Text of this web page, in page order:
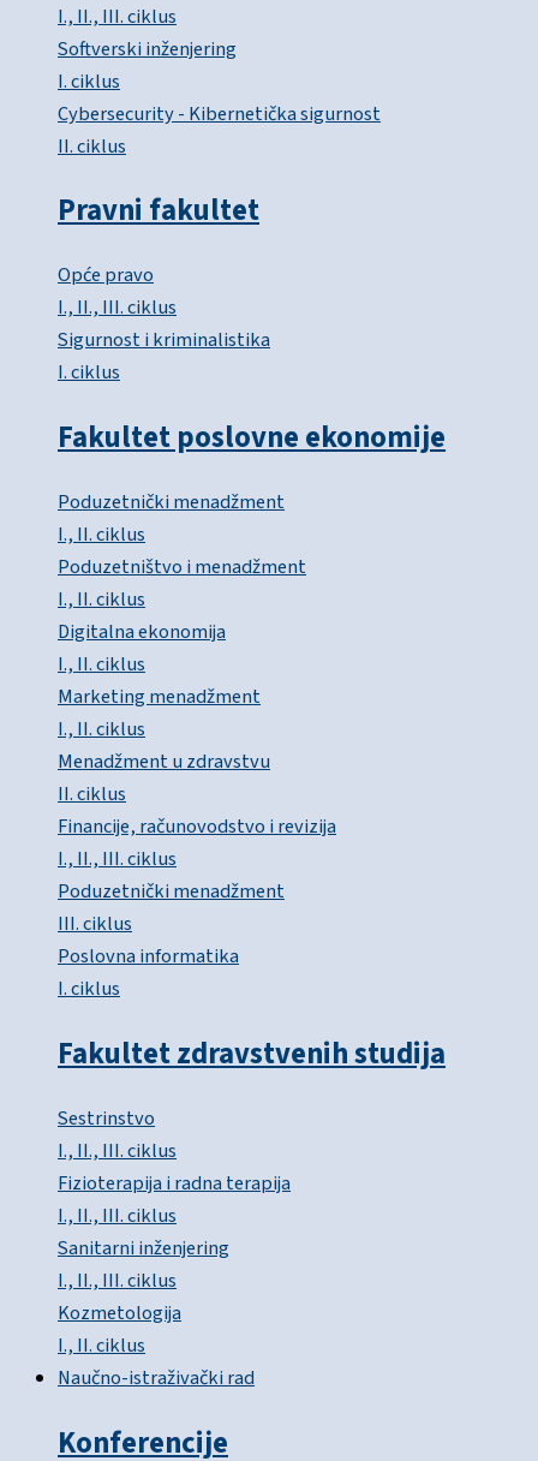
I., II., III. ciklus
Softverski inženjering
I. ciklus
Cybersecurity - Kibernetička sigurnost
II. ciklus
Pravni fakultet
Opće pravo
I., II., III. ciklus
Sigurnost i kriminalistika
I. ciklus
Fakultet poslovne ekonomije
Poduzetnički menadžment
I., II. ciklus
Poduzetništvo i menadžment
I., II. ciklus
Digitalna ekonomija
I., II. ciklus
Marketing menadžment
I., II. ciklus
Menadžment u zdravstvu
II. ciklus
Financije, računovodstvo i revizija
I., II., III. ciklus
Poduzetnički menadžment
III. ciklus
Poslovna informatika
I. ciklus
Fakultet zdravstvenih studija
Sestrinstvo
I., II., III. ciklus
Fizioterapija i radna terapija
I., II., III. ciklus
Sanitarni inženjering
I., II., III. ciklus
Kozmetologija
I., II. ciklus
Naučno-istraživački rad
Konferencije